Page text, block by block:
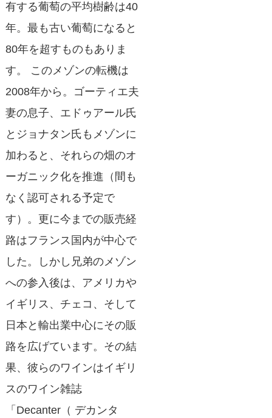
有する葡萄の平均樹齢は40
年。最も古い葡萄になると
80年を超すものもありま
す。 このメゾンの転機は
2008年から。ゴーティエ夫
妻の息子、エドゥアール氏
とジョナタン氏もメゾンに
加わると、それらの畑のオ
ーガニック化を推進（間も
なく認可される予定で
す）。更に今までの販売経
路はフランス国内が中心で
した。しかし兄弟のメゾン
への参入後は、アメリカや
イギリス、チェコ、そして
日本と輸出業中心にその販
路を広げています。その結
果、彼らのワインはイギリ
スのワイン雑誌
「Decanter（ デカンタ